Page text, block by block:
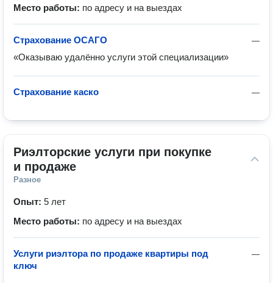
Место работы: по адресу и на выездах
—
Страхование ОСАГО
«Оказываю удалённо услуги этой специализации»
—
Страхование каско
Риэлторские услуги при покупке
и продаже
Разное
Опыт: 5 лет
Место работы: по адресу и на выездах
—
Услуги риэлтора по продаже квартиры под
ключ